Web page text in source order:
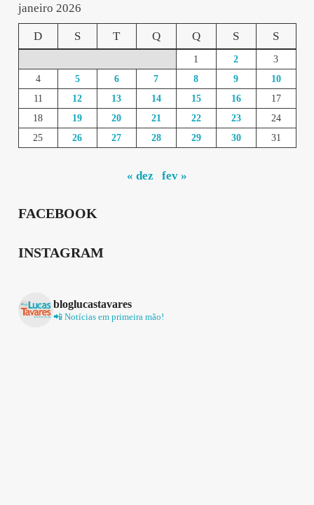
janeiro 2026
D S T Q Q S S
1 2
3
4
5 6 7 8 9
10
11
12 13 14 15 16
17
18
19 20 21 22 23
24
25
26 27 28 29 30 31
« dez fev »
FACEBOOK
INSTAGRAM
bloglucastavares
📲 Notícias em primeira mão!